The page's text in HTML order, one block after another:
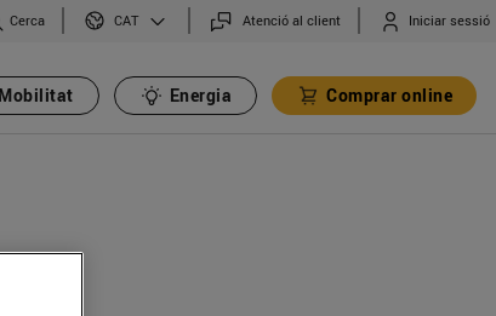
Cerca CAT Atenció al client Iniciar sessió
Mobilitat Energia Comprar online